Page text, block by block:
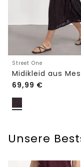
Street One
69,99 €
Unsere